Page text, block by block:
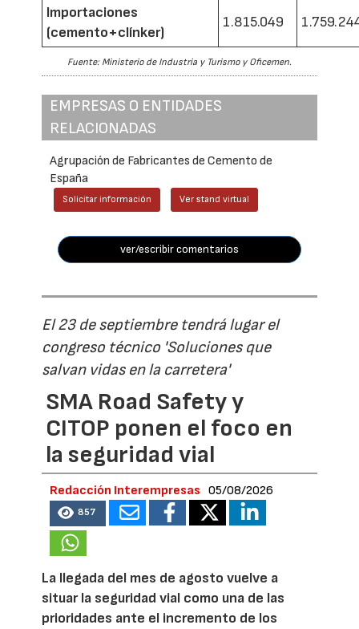
Importaciones
(cemento+clínker)
1.815.049
Fuente: Ministerio de Industria y Turismo y Oficemen.
EMPRESAS O ENTIDADES
RELACIONADAS
Agrupación de Fabricantes de Cemento de
España
Solicitar información Ver stand virtual
ver/escribir comentarios
El 23 de septiembre tendrá lugar el
congreso técnico 'Soluciones que
salvan vidas en la carretera'
SMA Road Safety y
CITOP ponen el foco en
la seguridad vial
Redacción Interempresas 05/08/2026
857
La llegada del mes de agosto vuelve a
situar la seguridad vial como una de las
prioridades ante el incremento de los